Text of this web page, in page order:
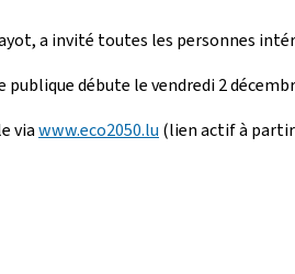
a invité toutes les personnes
débute le vendredi 2
viawww.eco2050.lu (lien actif à partir